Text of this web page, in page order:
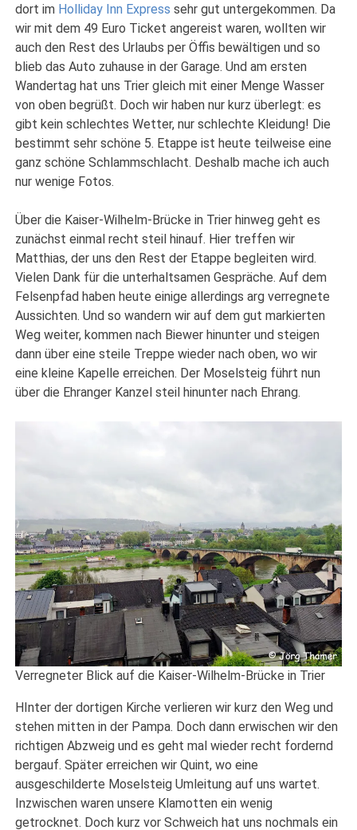
dort im Holliday Inn Express sehr gut untergekommen. Da
wir mit dem 49 Euro Ticket angereist waren, wollten wir
auch den Rest des Urlaubs per Öffis bewältigen und so
blieb das Auto zuhause in der Garage. Und am ersten
Wandertag hat uns Trier gleich mit einer Menge Wasser
von oben begrüßt. Doch wir haben nur kurz überlegt: es
gibt kein schlechtes Wetter, nur schlechte Kleidung! Die
bestimmt sehr schöne 5. Etappe ist heute teilweise eine
ganz schöne Schlammschlacht. Deshalb mache ich auch
nur wenige Fotos.
Über die Kaiser-Wilhelm-Brücke in Trier hinweg geht es
zunächst einmal recht steil hinauf. Hier treffen wir
Matthias, der uns den Rest der Etappe begleiten wird.
Vielen Dank für die unterhaltsamen Gespräche. Auf dem
Felsenpfad haben heute einige allerdings arg verregnete
Aussichten. Und so wandern wir auf dem gut markierten
Weg weiter, kommen nach Biewer hinunter und steigen
dann über eine steile Treppe wieder nach oben, wo wir
eine kleine Kapelle erreichen. Der Moselsteig führt nun
über die Ehranger Kanzel steil hinunter nach Ehrang.
Verregneter Blick auf die Kaiser-Wilhelm-Brücke in Trier
HInter der dortigen Kirche verlieren wir kurz den Weg und
stehen mitten in der Pampa. Doch dann erwischen wir den
richtigen Abzweig und es geht mal wieder recht fordernd
bergauf. Später erreichen wir Quint, wo eine
ausgeschilderte Moselsteig Umleitung auf uns wartet.
Inzwischen waren unsere Klamotten ein wenig
getrocknet. Doch kurz vor Schweich hat uns nochmals ein